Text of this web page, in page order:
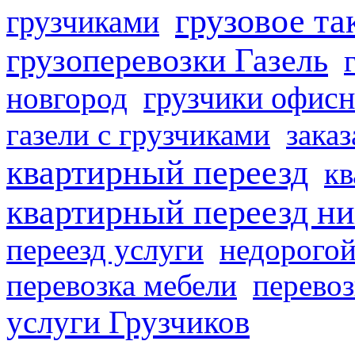
грузчиками грузовое
грузоперевозки Газель
новгород грузчики
газели с грузчиками
квартирный переезд
квартирный переезд
переезд услуги
перевозка мебели
услуги Грузчиков